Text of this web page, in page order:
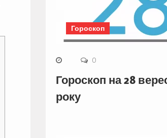
Гороскоп
0
Гороскоп на 28
року